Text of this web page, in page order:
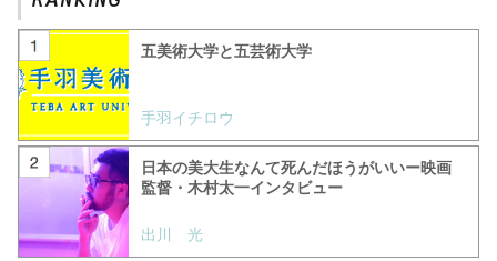
五美術大学と五芸術大学
手羽イチロウ
日本の美大生なんて死んだほうがいいー映画
監督・木村太一インタビュー
出川 光